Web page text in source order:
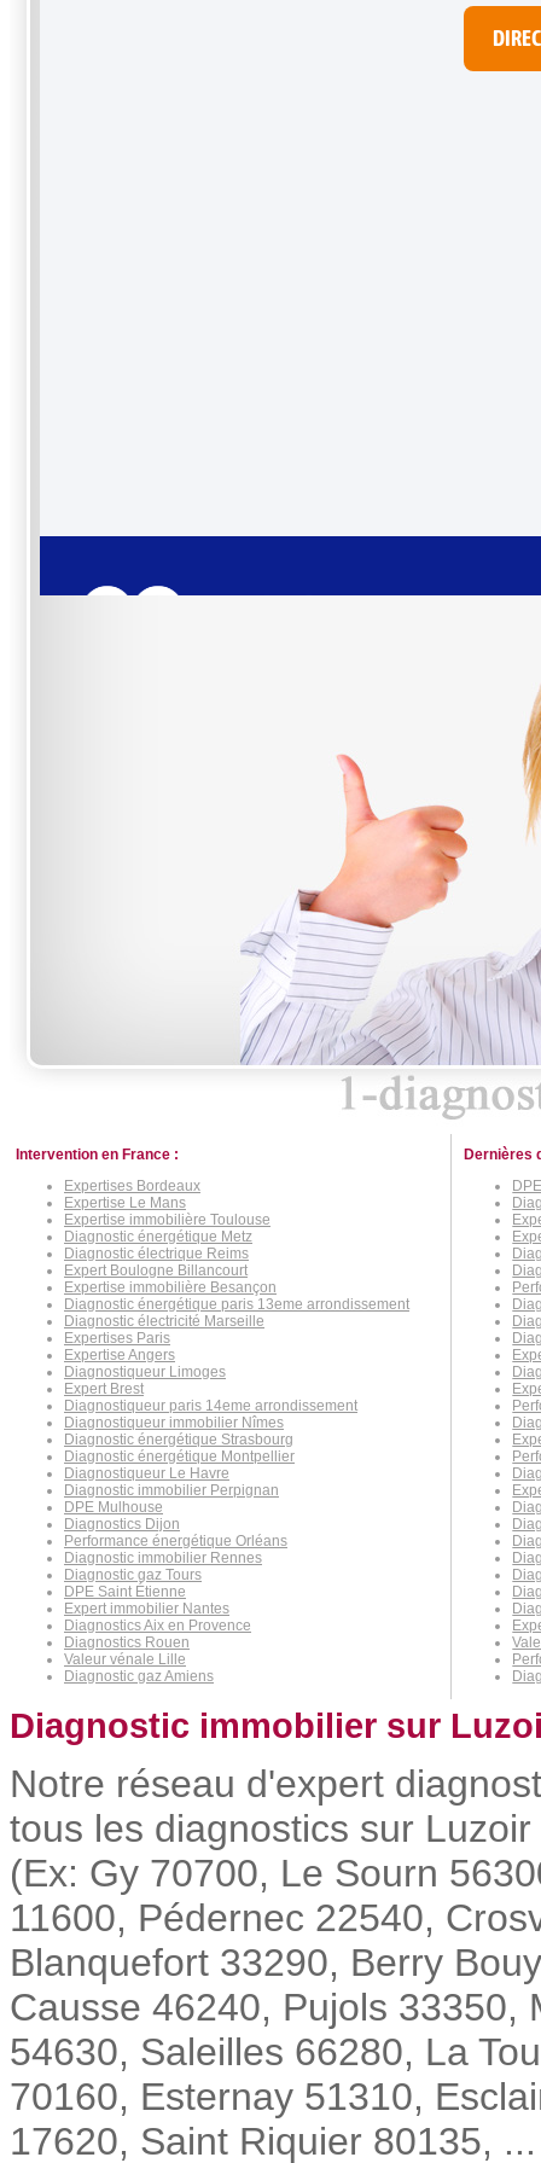
Intervention en France :
Expertises Bordeaux
Expertise Le Mans
Expertise immobilière Toulouse
Diagnostic énergétique Metz
Diagnostic électrique Reims
Expert Boulogne Billancourt
Expertise immobilière Besançon
Diagnostic énergétique paris 13eme arrondissement
Diagnostic électricité Marseille
Expertises Paris
Expertise Angers
Diagnostiqueur Limoges
Expert Brest
Diagnostiqueur paris 14eme arrondissement
Diagnostiqueur immobilier Nîmes
Diagnostic énergétique Strasbourg
Diagnostic énergétique Montpellier
Diagnostiqueur Le Havre
Diagnostic immobilier Perpignan
DPE Mulhouse
Diagnostics Dijon
Performance énergétique Orléans
Diagnostic immobilier Rennes
Diagnostic gaz Tours
DPE Saint Étienne
Expert immobilier Nantes
Diagnostics Aix en Provence
Diagnostics Rouen
Valeur vénale Lille
Diagnostic gaz Amiens
Dernières
Diagnostic immobilier sur
Notre réseau d'expert
tous les diagnostics sur
(Ex: Gy 70700, Le Sourn
11600, Pédernec 22540,
Blanquefort 33290, Berry
Causse 46240, Pujols 33350,
54630, Saleilles 66280, La
70160, Esternay 51310,
17620, Saint Riquier 80135,